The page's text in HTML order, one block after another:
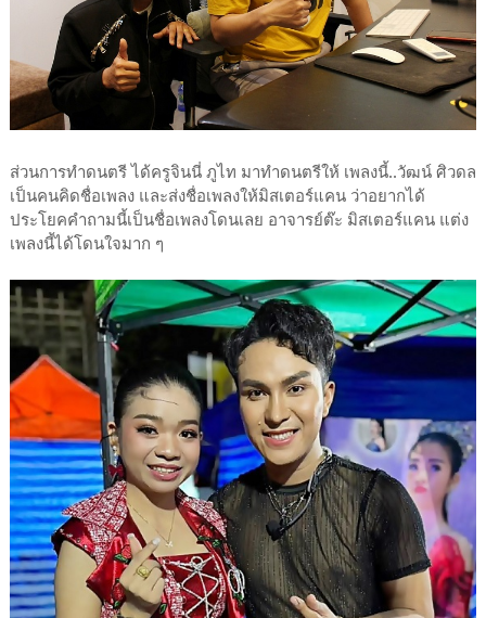
ส่วนการทำดนตรี ได้ครูจินนี่ ภูไท มาทำดนตรีให้ เพลงนี้..วัฒน์ ศิวดล
เป็นคนคิดชื่อเพลง และส่งชื่อเพลงให้มิสเตอร์แคน ว่าอยากได้
ประโยคคำถามนี้เป็นชื่อเพลงโดนเลย อาจารย์ต๊ะ มิสเตอร์แคน แต่ง
เพลงนี้ได้โดนใจมาก ๆ